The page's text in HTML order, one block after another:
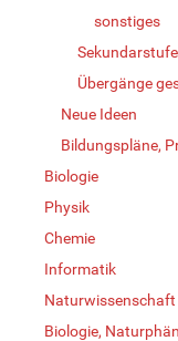
sonstiges
Übergänge
Neue Ideen
Bildungspläne,
Biologie
Physik
Chemie
Informatik
Naturwissenschaft
Biologie,